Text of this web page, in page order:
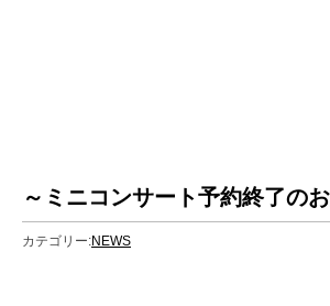
～ミニコンサート予約終了の
カテゴリー:NEWS